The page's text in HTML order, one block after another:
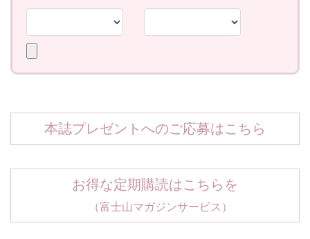
本誌プレゼントへのご応募はこちら
お得な定期購読はこちらを
（富士山マガジンサービス）